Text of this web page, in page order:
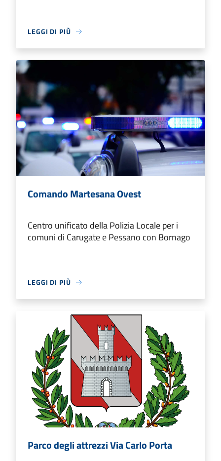
LEGGI DI PIÙ
Comando Martesana Ovest
Centro unificato della Polizia Locale per i
comuni di Carugate e Pessano con Bornago
LEGGI DI PIÙ
Parco degli attrezzi Via Carlo Porta